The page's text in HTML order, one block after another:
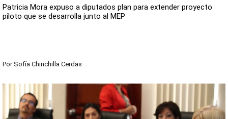
Patricia Mora expuso a diputados plan para extender proyecto
piloto que se desarrolla junto al MEP
Por Sofía Chinchilla Cerdas